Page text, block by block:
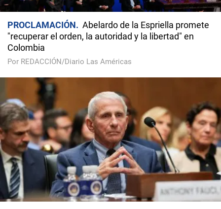
PROCLAMACIÓN
Abelardo de la Espriella promete
"recuperar el orden, la autoridad y la libertad" en
Colombia
Por REDACCIÓN/Diario Las Américas